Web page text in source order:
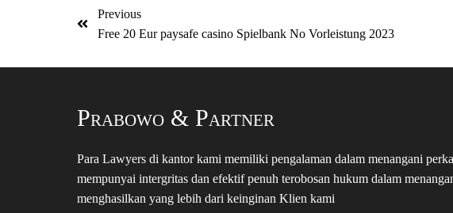
Previous
Free 20 Eur paysafe casino Spielbank No Vorleistung 2023
Prabowo & Partner
Para Lawyers di kantor kami memiliki pengalaman dalam menangani
mempunyai intergritas dan efektif penuh terobosan hukum dalam
menghasilkan yang lebih dari keinginan Klien kami